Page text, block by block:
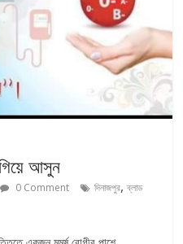
আসুন
0 Comment দিনাজপুর,ব্লাড